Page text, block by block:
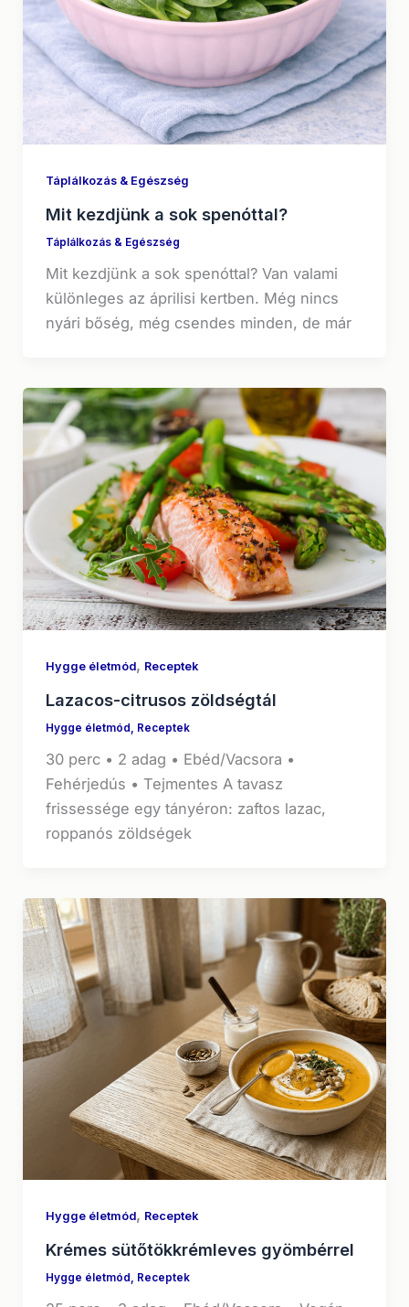
Táplálkozás & Egészség
Mit kezdjünk a sok spenóttal?
Táplálkozás & Egészség
Mit kezdjünk a sok spenóttal? Van valami
különleges az áprilisi kertben. Még nincs
nyári bőség, még csendes minden, de már
Hygge életmód, Receptek
Lazacos-citrusos zöldségtál
Hygge életmód, Receptek
30 perc • 2 adag • Ebéd/Vacsora •
Fehérjedús • Tejmentes A tavasz
frissessége egy tányéron: zaftos lazac,
roppanós zöldségek
Hygge életmód, Receptek
Krémes sütőtökkrémleves gyömbérrel
Hygge életmód Receptek